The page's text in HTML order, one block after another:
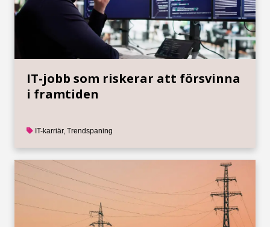
IT-jobb som riskerar att försvinna
i framtiden
IT-karriär, Trendspaning